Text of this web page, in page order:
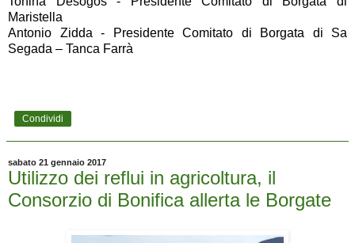
Maristella
Antonio Zidda - Presidente Comitato di Borgata di Sa
Segada – Tanca Farrà
Condividi
sabato 21 gennaio 2017
Utilizzo dei reflui in agricoltura, il
Consorzio di Bonifica allerta le Borgate